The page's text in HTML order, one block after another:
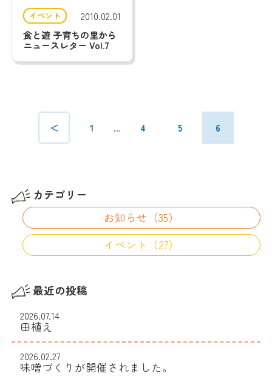
イベント
2010.02.01
食と遊 子育ちの里から
ニュースレター Vol.7
＜ 1 … 4 5 6
カテゴリー
イベント（27）
お知らせ（35）
最近の投稿
田植え
2026.07.14
味噌づくりが開催されました。
2026.02.27